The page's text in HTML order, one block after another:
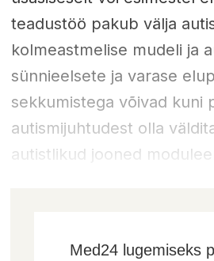
teadustöö pakub välja
kolmeastmelise mudeli ja
sünnieelsete ja varase
sekkumistega võivad kuni
autismijuhtudest olla
autistlikud jooned
Med24 lugemiseks